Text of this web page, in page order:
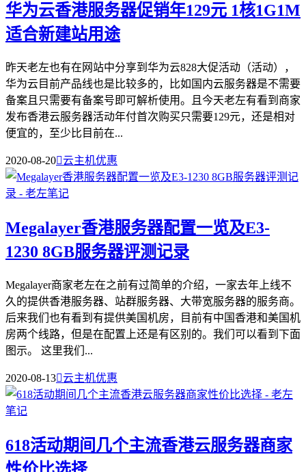
华为云香港服务器促销年129元 1核1G1M
适合新建站用途
昨天老左也有在网站中分享到华为云828大促活动（活动），
华为云目前产品线也是比较多的，比如国内云服务器是不需要
备案且只需要有备案号即可解析使用。且今天老左有看到商家
发布香港云服务器活动年付首次购买只需要129元，还是相对
便宜的，至少比目前在...
2020-08-20云主机优惠
Megalayer香港服务器配置一览及E3-
1230 8GB服务器评测记录
Megalayer商家老左在之前有过简单的介绍，一家去年上线不
久的提供香港服务器、站群服务器、大带宽服务器的服务商。
后来我们也有看到有提供美国机房，目前有中国香港和美国机
房两个线路，但是在配置上还是有区别的。我们可以看到下面
图示。 这里我们...
2020-08-13云主机优惠
618活动期间几个主流香港云服务器商家